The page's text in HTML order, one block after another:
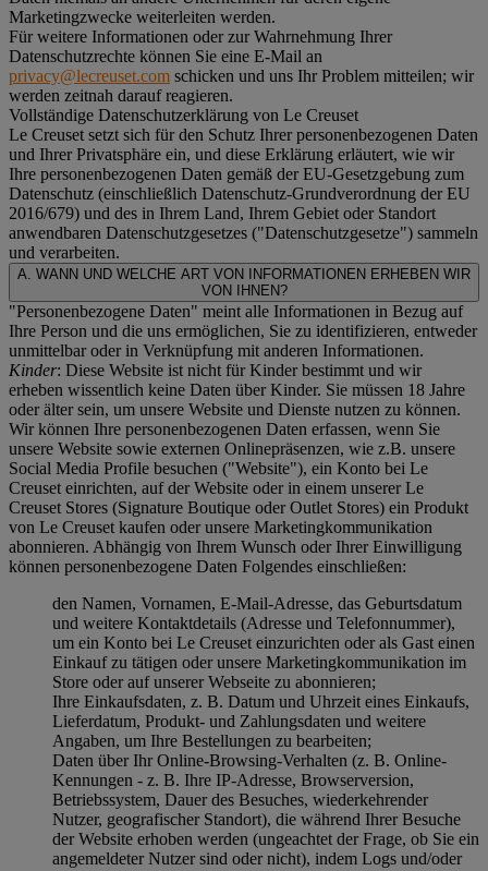
Marketingzwecke weiterleiten werden.
Für weitere Informationen oder zur Wahrnehmung Ihrer
Datenschutzrechte können Sie eine E-Mail an
privacy@lecreuset.com schicken und uns Ihr Problem mitteilen; wir
werden zeitnah darauf reagieren.
Vollständige Datenschutzerklärung von Le Creuset
Le Creuset setzt sich für den Schutz Ihrer personenbezogenen Daten
und Ihrer Privatsphäre ein, und diese Erklärung erläutert, wie wir
Ihre personenbezogenen Daten gemäß der EU-Gesetzgebung zum
Datenschutz (einschließlich Datenschutz-Grundverordnung der EU
2016/679) und des in Ihrem Land, Ihrem Gebiet oder Standort
anwendbaren Datenschutzgesetzes ("Datenschutzgesetze") sammeln
und verarbeiten.
A. WANN UND WELCHE ART VON INFORMATIONEN ERHEBEN WIR
VON IHNEN?
"Personenbezogene Daten" meint alle Informationen in Bezug auf
Ihre Person und die uns ermöglichen, Sie zu identifizieren, entweder
unmittelbar oder in Verknüpfung mit anderen Informationen.
Kinder: Diese Website ist nicht für Kinder bestimmt und wir
erheben wissentlich keine Daten über Kinder. Sie müssen 18 Jahre
oder älter sein, um unsere Website und Dienste nutzen zu können.
Wir können Ihre personenbezogenen Daten erfassen, wenn Sie
unsere Website sowie externen Onlinepräsenzen, wie z.B. unsere
Social Media Profile besuchen ("Website"), ein Konto bei Le
Creuset einrichten, auf der Website oder in einem unserer Le
Creuset Stores (Signature Boutique oder Outlet Stores) ein Produkt
von Le Creuset kaufen oder unsere Marketingkommunikation
abonnieren. Abhängig von Ihrem Wunsch oder Ihrer Einwilligung
können personenbezogene Daten Folgendes einschließen:
den Namen, Vornamen, E-Mail-Adresse, das Geburtsdatum
und weitere Kontaktdetails (Adresse und Telefonnummer),
um ein Konto bei Le Creuset einzurichten oder als Gast einen
Einkauf zu tätigen oder unsere Marketingkommunikation im
Store oder auf unserer Webseite zu abonnieren;
Ihre Einkaufsdaten, z. B. Datum und Uhrzeit eines Einkaufs,
Lieferdatum, Produkt- und Zahlungsdaten und weitere
Angaben, um Ihre Bestellungen zu bearbeiten;
Daten über Ihr Online-Browsing-Verhalten (z. B. Online-
Kennungen - z. B. Ihre IP-Adresse, Browserversion,
Betriebssystem, Dauer des Besuches, wiederkehrender
Nutzer, geografischer Standort), die während Ihrer Besuche
der Website erhoben werden (ungeachtet der Frage, ob Sie ein
angemeldeter Nutzer sind oder nicht), indem Logs und/oder